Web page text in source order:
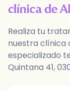
clínica de
Realiza tu
nuestra clínica
especializado
Quintana 41,